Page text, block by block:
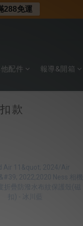
領取
他配件 報導&開箱
款
288免運